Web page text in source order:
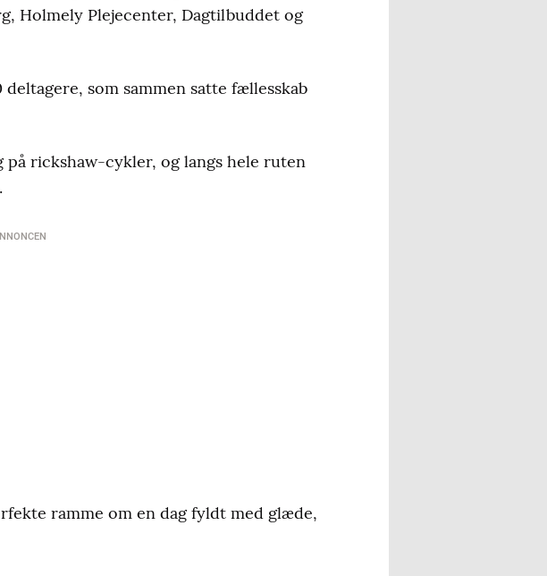
Holmely Plejecenter, Dagtilbuddet og
som sammen satte fællesskab
rickshaw-cykler, og langs hele ruten
ramme om en dag fyldt med glæde,